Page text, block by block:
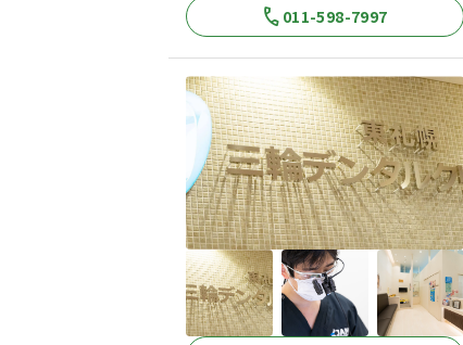
011-598-7997